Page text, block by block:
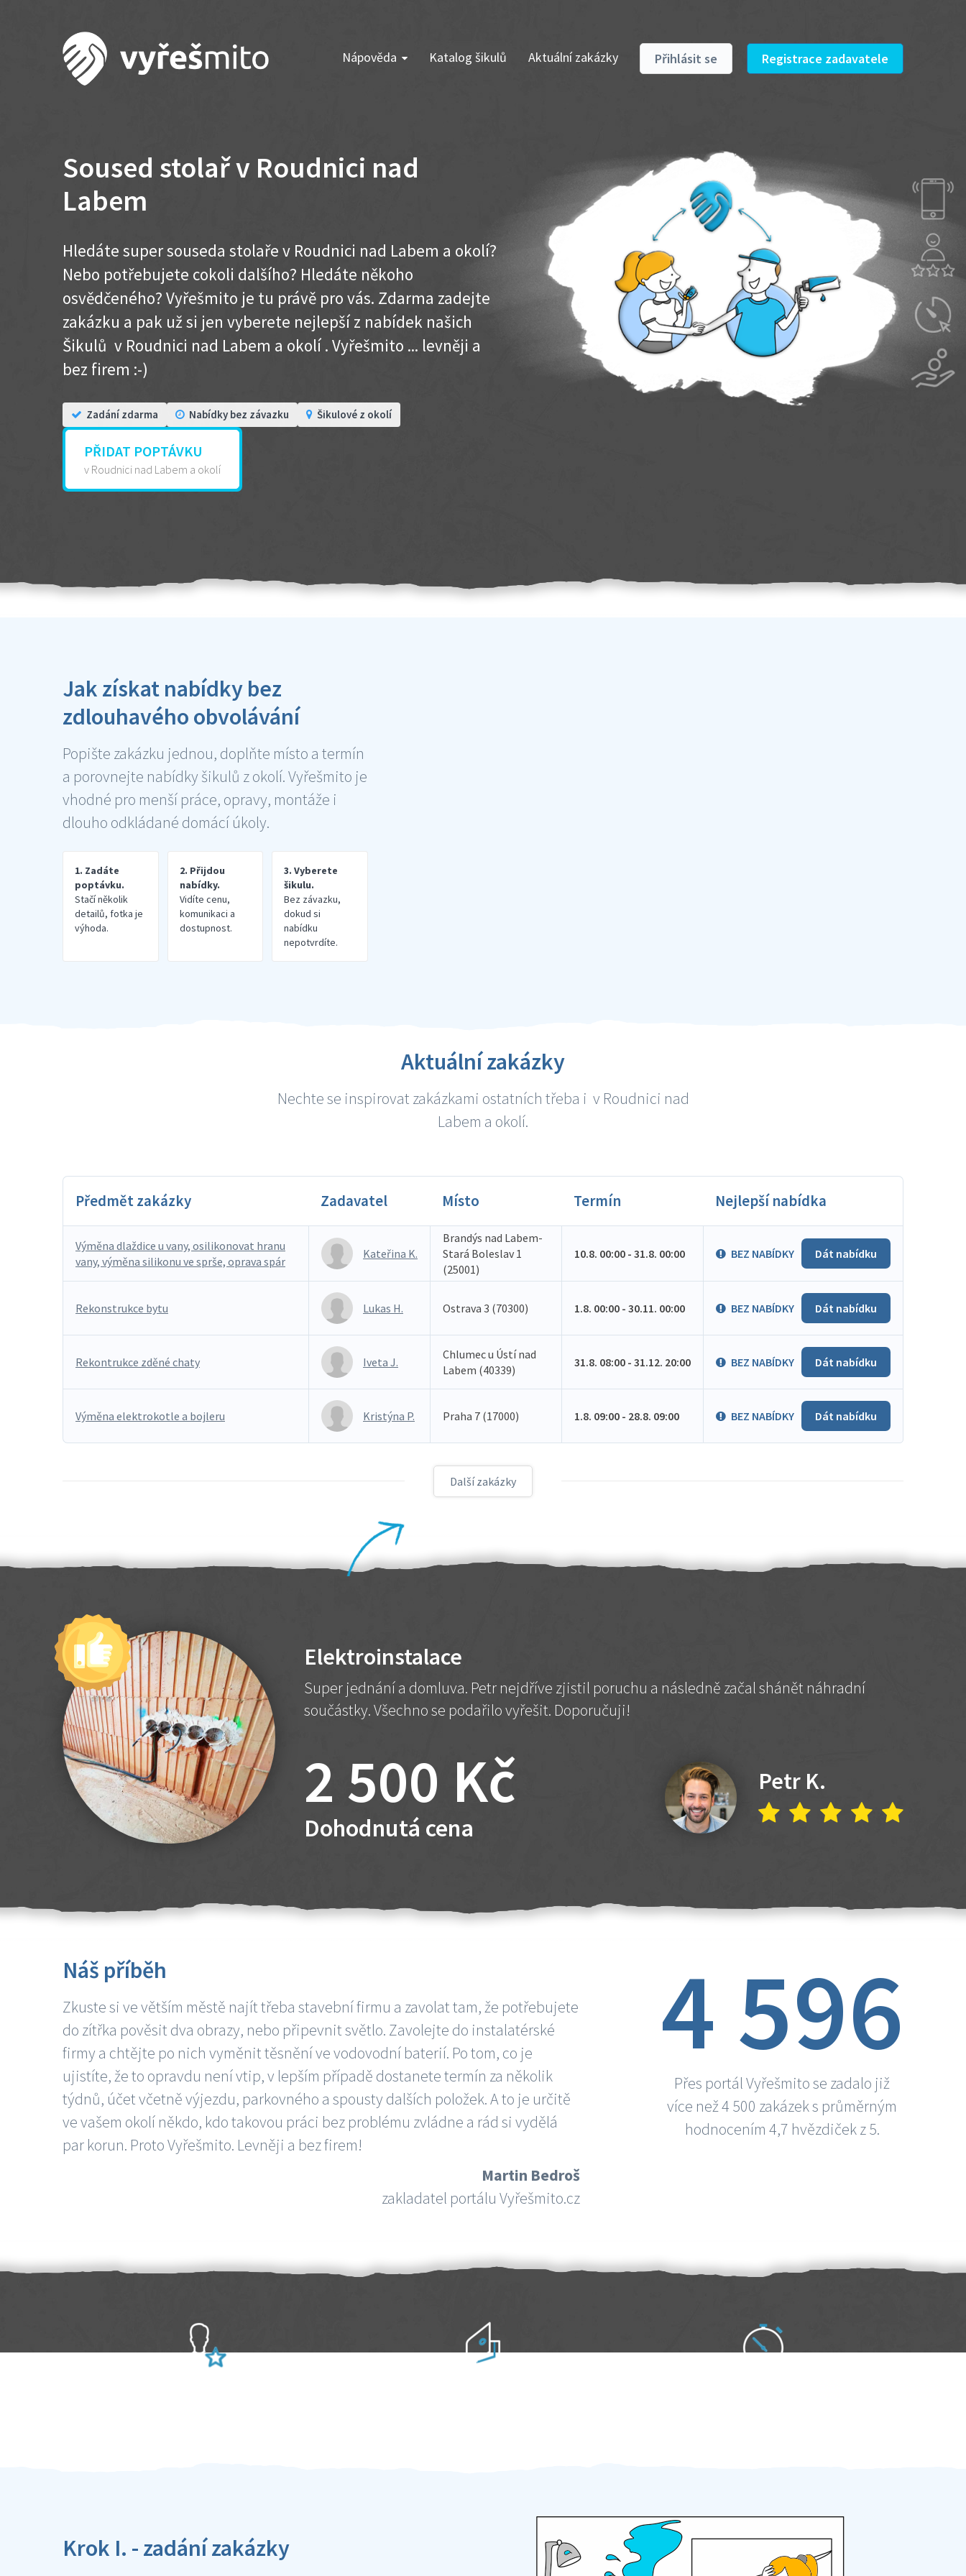
Nápověda Katalog šikulů Aktuální zakázky Přihlásit se Registrace zadavatele
Soused stolař v Roudnici nad
Labem
Hledáte super souseda stolaře v Roudnici nad Labem a okolí?
Nebo potřebujete cokoli dalšího? Hledáte někoho
osvědčeného? Vyřešmito je tu právě pro vás. Zdarma zadejte
zakázku a pak už si jen vyberete nejlepší z nabídek našich
Šikulů v Roudnici nad Labem a okolí . Vyřešmito ... levněji a
bez firem :-)
Zadání zdarma Nabídky bez závazku Šikulové z okolí
PŘIDAT POPTÁVKU
v Roudnici nad Labem a okolí
Jak získat nabídky bez
zdlouhavého obvolávání
Popište zakázku jednou, doplňte místo a termín
a porovnejte nabídky šikulů z okolí. Vyřešmito je
vhodné pro menší práce, opravy, montáže i
dlouho odkládané domácí úkoly.
1. Zadáte
poptávku.
Stačí několik
detailů, fotka je
výhoda.
2. Přijdou
nabídky.
Vidíte cenu,
komunikaci a
dostupnost.
3. Vyberete
šikulu.
Bez závazku,
dokud si
nabídku
nepotvrdíte.
Aktuální zakázky
Nechte se inspirovat zakázkami ostatních třeba i v Roudnici nad
Labem a okolí.
Předmět zakázky Zadavatel Místo Termín Nejlepší nabídka
Výměna dlaždice u vany, osilikonovat hranu
vany, výměna silikonu ve sprše, oprava spár
Kateřina K.
Brandýs nad Labem-
Stará Boleslav 1
(25001)
10.8. 00:00 - 31.8. 00:00 BEZ NABÍDKY Dát nabídku
Rekonstrukce bytu Lukas H. Ostrava 3 (70300) 1.8. 00:00 - 30.11. 00:00 BEZ NABÍDKY Dát nabídku
Rekontrukce zděné chaty Iveta J.
Chlumec u Ústí nad
Labem (40339)
31.8. 08:00 - 31.12. 20:00 BEZ NABÍDKY Dát nabídku
Výměna elektrokotle a bojleru Kristýna P. Praha 7 (17000) 1.8. 09:00 - 28.8. 09:00 BEZ NABÍDKY Dát nabídku
Další zakázky
Elektroinstalace
Super jednání a domluva. Petr nejdříve zjistil poruchu a následně začal shánět náhradní
součástky. Všechno se podařilo vyřešit. Doporučuji!
2 500 Kč
Dohodnutá cena
Petr K.
Náš příběh
Zkuste si ve větším městě najít třeba stavební firmu a zavolat tam, že potřebujete
do zítřka pověsit dva obrazy, nebo připevnit světlo. Zavolejte do instalatérské
firmy a chtějte po nich vyměnit těsnění ve vodovodní baterií. Po tom, co je
ujistíte, že to opravdu není vtip, v lepším případě dostanete termín za několik
týdnů, účet včetně výjezdu, parkovného a spousty dalších položek. A to je určitě
ve vašem okolí někdo, kdo takovou práci bez problému zvládne a rád si vydělá
par korun. Proto Vyřešmito. Levněji a bez firem!
Martin Bedroš
zakladatel portálu Vyřešmito.cz
4 596
Přes portál Vyřešmito se zadalo již
více než 4 500 zakázek s průměrným
hodnocením 4,7 hvězdiček z 5.
Krok I. - zadání zakázky